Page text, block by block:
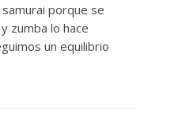
porque se
zumba lo hace
un equilibrio